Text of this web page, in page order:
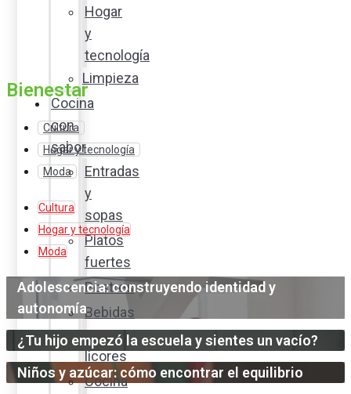
Hogar
y
tecnología
Limpieza
Cocina
con
sabor
Entradas
y
sopas
Platos
fuertes
Postres
Bebidas
y
licores
Cocina
Bienestar
Cultura
Hogar y tecnología
Moda
Cultura
Hogar y tecnología
Moda
Adolescencia: construyendo identidad y
autonomía
¿Tu hijo empezó la escuela y sientes un vacío?
Niños y azúcar: cómo encontrar el equilibrio